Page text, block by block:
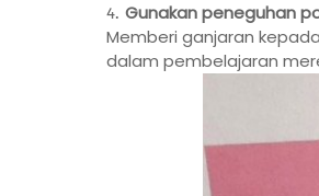
Gunakan peneguhan
Memberi ganjaran
dalam pembelajaran